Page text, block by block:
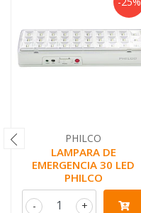
PHILCO
LAMPARA DE
EMERGENCIA 30 LED
PHILCO
+
-